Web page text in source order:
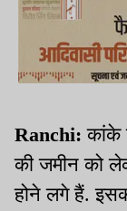
Ranchi:कांके
की जमीन को
होने लगे हैं.